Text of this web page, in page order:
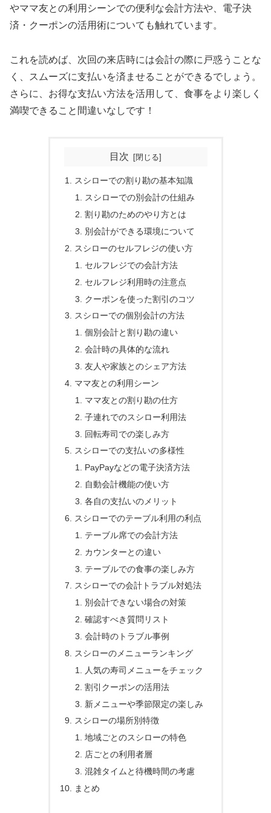
やママ友との利用シーンでの便利な会計方法や、電子決
済・クーポンの活用術についても触れています。
これを読めば、次回の来店時には会計の際に戸惑うことな
く、スムーズに支払いを済ませることができるでしょう。
さらに、お得な支払い方法を活用して、食事をより楽しく
満喫できること間違いなしです！
目次
スシローでの割り勘の基本知識
スシローでの別会計の仕組み
割り勘のためのやり方とは
別会計ができる環境について
スシローのセルフレジの使い方
セルフレジでの会計方法
セルフレジ利用時の注意点
クーポンを使った割引のコツ
スシローでの個別会計の方法
個別会計と割り勘の違い
会計時の具体的な流れ
友人や家族とのシェア方法
ママ友との利用シーン
ママ友との割り勘の仕方
子連れでのスシロー利用法
回転寿司での楽しみ方
スシローでの支払いの多様性
PayPayなどの電子決済方法
自動会計機能の使い方
各自の支払いのメリット
スシローでのテーブル利用の利点
テーブル席での会計方法
カウンターとの違い
テーブルでの食事の楽しみ方
スシローでの会計トラブル対処法
別会計できない場合の対策
確認すべき質問リスト
会計時のトラブル事例
スシローのメニューランキング
人気の寿司メニューをチェック
割引クーポンの活用法
新メニューや季節限定の楽しみ
スシローの場所別特徴
地域ごとのスシローの特色
店ごとの利用者層
混雑タイムと待機時間の考慮
まとめ